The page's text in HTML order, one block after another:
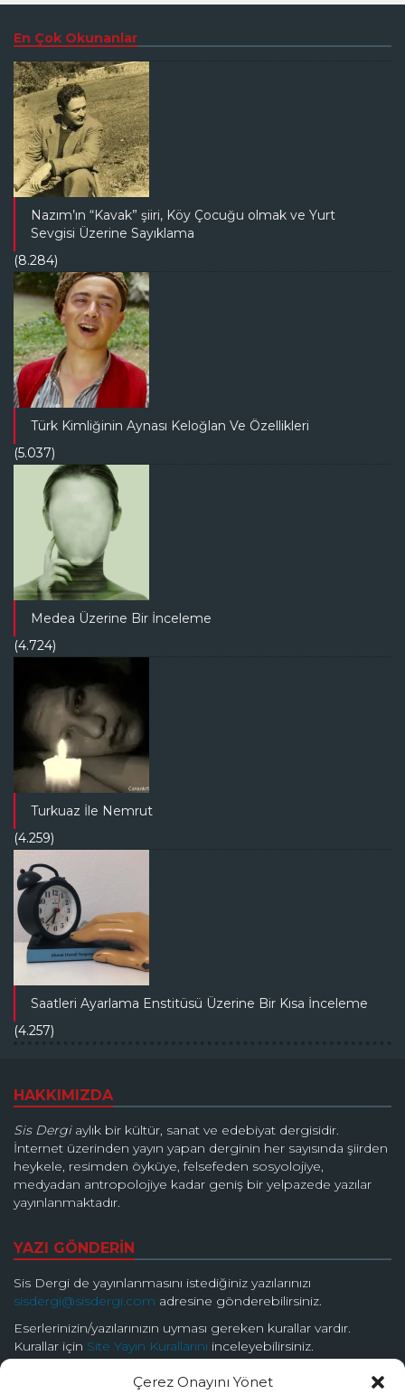
Çerez Onayını Yönet
En Çok Okunanlar
Nazım’ın “Kavak” şiiri, Köy Çocuğu olmak ve Yurt
Sevgisi Üzerine Sayıklama
(8.284)
Türk Kimliğinin Aynası Keloğlan Ve Özellikleri
(5.037)
Medea Üzerine Bir İnceleme
(4.724)
Turkuaz İle Nemrut
(4.259)
Saatleri Ayarlama Enstitüsü Üzerine Bir Kısa İnceleme
(4.257)
HAKKIMIZDA
Sis Dergiaylık bir kültür, sanat ve edebiyat dergisidir.
İnternet üzerinden yayın yapan derginin her sayısında şiirden
heykele, resimden öyküye, felsefeden sosyolojiye,
medyadan antropolojiye kadar geniş bir yelpazede yazılar
yayınlanmaktadır.
YAZI GÖNDERİN
Sis Dergi de yayınlanmasını istediğiniz yazılarınızı
sisdergi@sisdergi.com adresine gönderebilirsiniz.
Eserlerinizin/yazılarınızın uyması gereken kurallar vardır.
Kurallar için Site Yayın Kurallarını inceleyebilirsiniz.